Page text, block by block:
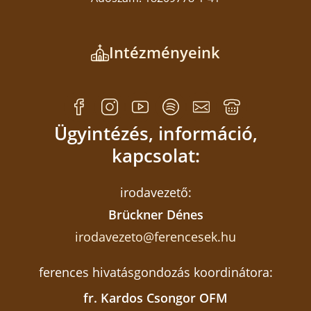
azokat az afrikai településeket, ahol nincs
Intézményeink
Ügyintézés, információ,
kapcsolat:
irodavezető:
Brückner Dénes
irodavezeto@ferencesek.hu
ferences hivatásgondozás koordinátora:
fr. Kardos Csongor OFM